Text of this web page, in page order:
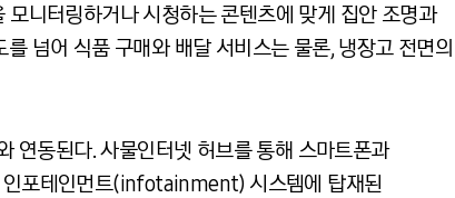
니터링하거나 시청하는 콘텐츠에 맞게 집안 조명과
넘어 식품 구매와 배달 서비스는 물론, 냉장고 전면의
연동된다. 사물인터넷 허브를 통해 스마트폰과
인포테인먼트(infotainment) 시스템에 탑재된